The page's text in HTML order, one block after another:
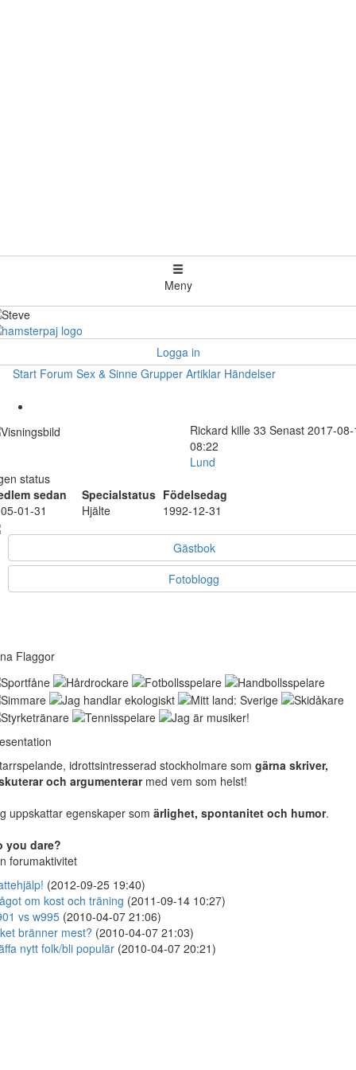
Meny
Logga in
Start Forum Sex & Sinne Grupper Artiklar Händelser
Rickard kille 33 Senast 2017-
08:22
Lund
status
sedan
Specialstatus Födelsedag
01-31
Hjälte 1992-12-31
Gästbok
Fotoblogg
Flaggor
idrottsintresserad stockholmare som gärna skriver,
och argumenterarmed vem som helst!
uppskattar egenskaper som ärlighet, spontanitet och humor.
you dare?
forumaktivitet
(2012-09-25 19:40)
om kost och träning (2011-09-14 10:27)
vs w995 (2010-04-07 21:06)
bränner mest? (2010-04-07 21:03)
nytt folk/bli populär (2010-04-07 20:21)